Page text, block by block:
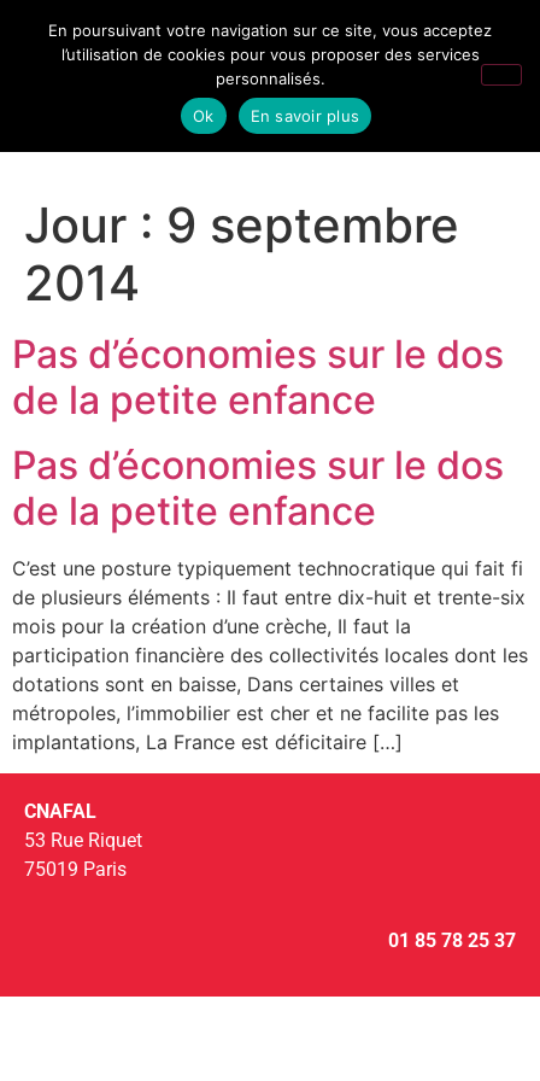
Jour : 9 septembre
2014
Pas d’économies sur le dos
de la petite enfance
Pas d’économies sur le dos
de la petite enfance
C’est une posture typiquement technocratique qui fait fi
de plusieurs éléments : Il faut entre dix-huit et trente-six
mois pour la création d’une crèche, Il faut la
participation financière des collectivités locales dont les
dotations sont en baisse, Dans certaines villes et
métropoles, l’immobilier est cher et ne facilite pas les
implantations, La France est déficitaire […]
CNAFAL
53 Rue Riquet
75019 Paris
01 85 78 25 37
En poursuivant votre navigation sur ce site, vous acceptez
l’utilisation de cookies pour vous proposer des services
personnalisés.
Ok
En savoir plus